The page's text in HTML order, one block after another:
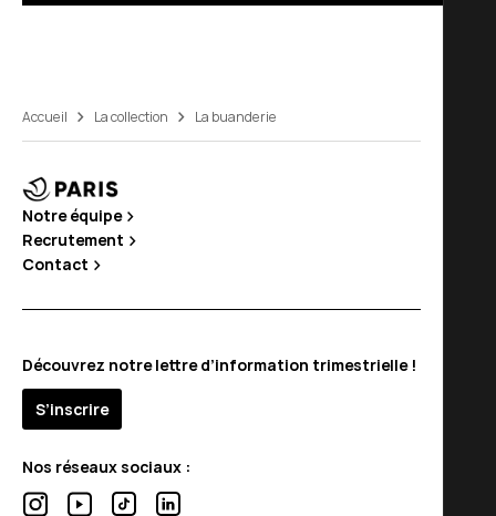
Accueil La collection La buanderie
Notre équipe
Recrutement
Contact
Découvrez notre lettre d’information trimestrielle !
S’inscrire
Nos réseaux sociaux :